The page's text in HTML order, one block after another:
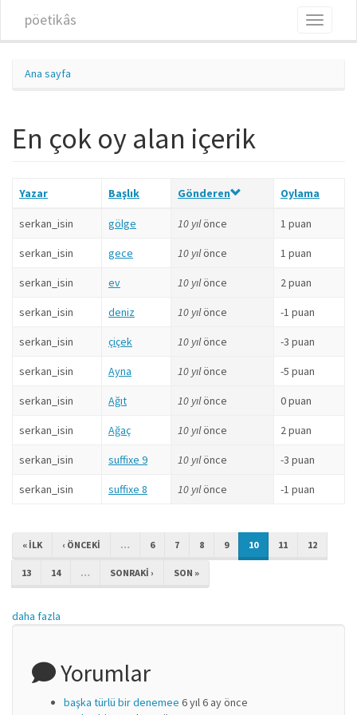
pöetikâs
Toggle
Ana sayfa
En çok oy alan içerik
Yazar Başlık Gönderen Oylama
serkan_isin gölge 10 yılönce 1 puan
serkan_isin gece 10 yılönce 1 puan
serkan_isin ev 10 yılönce 2 puan
serkan_isin deniz 10 yılönce -1 puan
serkan_isin çiçek 10 yılönce -3 puan
serkan_isin Ayna 10 yılönce -5 puan
serkan_isin Ağıt 10 yılönce 0 puan
serkan_isin Ağaç 10 yılönce 2 puan
serkan_isin suffixe 9 10 yılönce -3 puan
serkan_isin suffixe 8 10 yılönce -1 puan
« ILK ‹ ÖNCEKI … 6 7 8 9 10 11 12
13 14 … SONRAKI › SON »
daha fazla
Yorumlar
başka türlü bir denemee 6 yıl 6 ay önce